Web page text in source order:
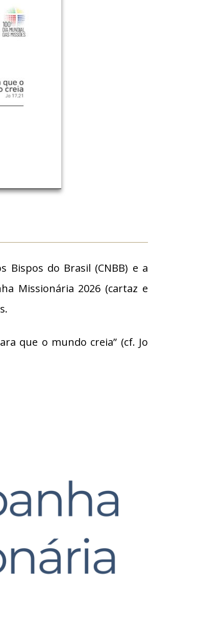
Bispos do Brasil (CNBB) e a
Missionária 2026 (cartaz e
que o mundo creia” (cf. Jo